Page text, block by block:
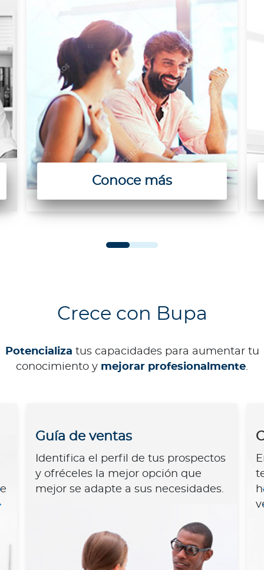
Conoce más
Crece con Bupa
Potencializa tus capacidades para aumentar tu
conocimiento y mejorar profesionalmente.
Guía de ventas
Identifica el perfil de tus prospectos
y ofréceles la mejor opción que
mejor se adapte a sus necesidades.